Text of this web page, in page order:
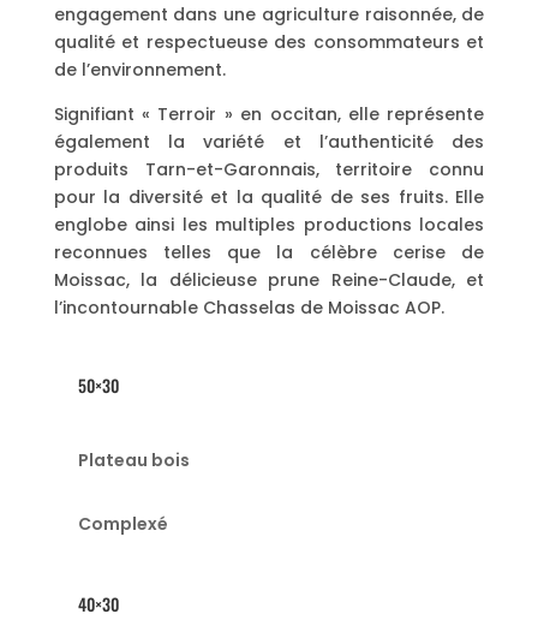
engagement dans une agriculture raisonnée, de
qualité et respectueuse des consommateurs et
de l’environnement.
Signifiant « Terroir » en occitan, elle représente
également la variété et l’authenticité des
produits Tarn-et-Garonnais, territoire connu
pour la diversité et la qualité de ses fruits. Elle
englobe ainsi les multiples productions locales
reconnues telles que la célèbre cerise de
Moissac, la délicieuse prune Reine-Claude, et
l’incontournable Chasselas de Moissac AOP.
50×30
Plateau bois
Complexé
40×30